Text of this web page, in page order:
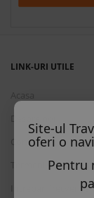
LINK-URI UTILE
Acasa
Contact
Termeni si conditii
Intrebari frecvente
Site-ul
oferi o
Pentru